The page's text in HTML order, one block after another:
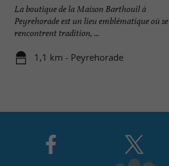
La boutique de la Maison Barthouil à
Peyrehorade est un lieu emblématique où se
rencontrent tradition, ...
1,1 km - Peyrehorade